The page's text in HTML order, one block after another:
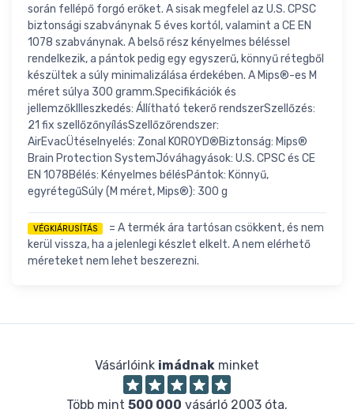
során fellépő forgó erőket. A sisak megfelel az U.S. CPSC
biztonsági szabványnak 5 éves kortól, valamint a CE EN
1078 szabványnak. A belső rész kényelmes béléssel
rendelkezik, a pántok pedig egy egyszerű, könnyű rétegből
készültek a súly minimalizálása érdekében. A Mips®-es M
méret súlya 300 gramm.Specifikációk és
jellemzőkIlleszkedés: Állítható tekerő rendszerSzellőzés:
21 fix szellőzőnyílásSzellőzőrendszer:
AirEvacÜtéselnyelés: Zonal KOROYD®Biztonság: Mips®
Brain Protection SystemJóváhagyások: U.S. CPSC és CE
EN 1078Bélés: Kényelmes bélésPántok: Könnyű,
egyrétegűSúly (M méret, Mips®): 300 g
VÉGKIÁRUSÍTÁS
= A termék ára tartósan csökkent, és nem
kerül vissza, ha a jelenlegi készlet elkelt. A nem elérhető
méreteket nem lehet beszerezni.
Vásárlóink imádnak minket
Több mint 500 000 vásárló 2003 óta.